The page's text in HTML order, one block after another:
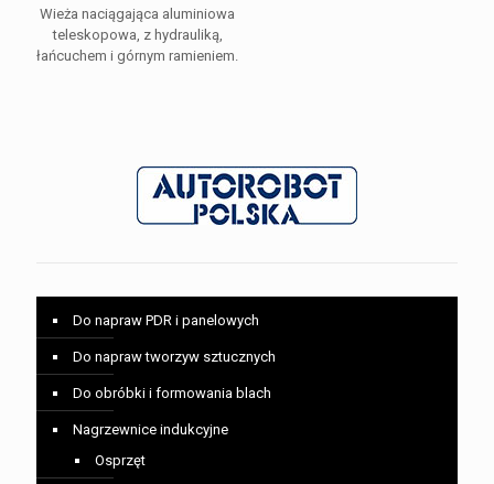
Wieża naciągająca aluminiowa
teleskopowa, z hydrauliką,
łańcuchem i górnym ramieniem.
Do napraw PDR i panelowych
Do napraw tworzyw sztucznych
Do obróbki i formowania blach
Nagrzewnice indukcyjne
Osprzęt